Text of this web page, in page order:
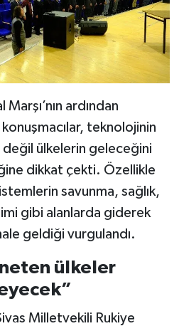
ardından
teknolojinin
değil ülkelerin geleceğini
dikkat çekti. Özellikle
savunma, sağlık,
gibi alanlarda giderek
geldiği vurgulandı.
ülkeler
Milletvekili Rukiye